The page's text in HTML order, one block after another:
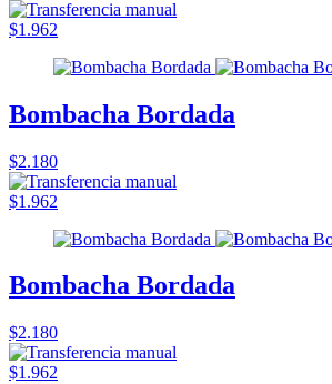
$1.962
Bombacha Bordada
$2.180
$1.962
Bombacha Bordada
$2.180
$1.962